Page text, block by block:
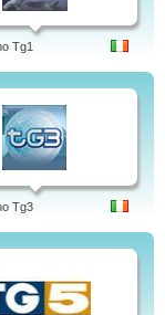
Tg1
Tg3